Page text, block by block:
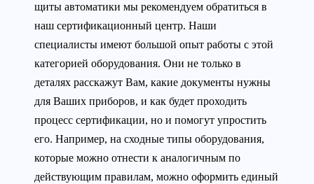
щиты автоматики мы рекомендуем обратиться в
наш сертификационный центр. Наши
специалисты имеют большой опыт работы с этой
категорией оборудования. Они не только в
деталях расскажут Вам, какие документы нужны
для Ваших приборов, и как будет проходить
процесс сертификации, но и помогут упростить
его. Например, на сходные типы оборудования,
которые можно отнести к аналогичным по
действующим правилам, можно оформить единый